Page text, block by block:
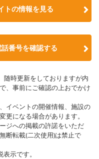
トの情報を見る
番号を確認する
時更新をしておりますが内
、事前にご確認の上おでかけ
イベントの開催情報、施設の
更になる場合があります。
ジへの掲載の許諾をいただ
断転載(二次使用)は禁止で
示です。